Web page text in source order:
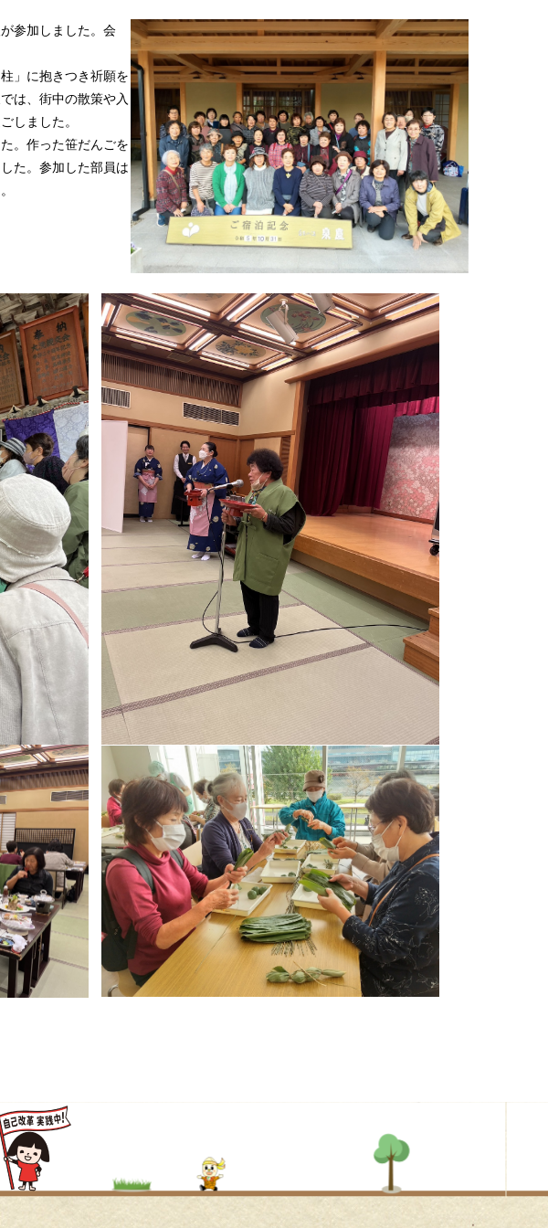
参加しました。会
」に抱きつき祈願を
は、街中の散策や入
しました。
。作った笹だんごを
た。参加した部員は